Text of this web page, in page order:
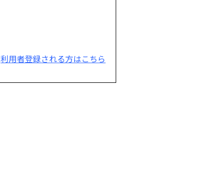
利用者登録される方はこちら